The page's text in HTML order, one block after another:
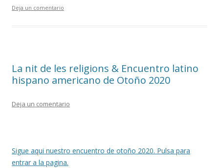
Deja un comentario
La nit de les religions & Encuentro latino
hispano americano de Otoño 2020
Deja un comentario
Sigue aqui nuestro encuentro de otoño 2020. Pulsa para
entrar a la pagina.